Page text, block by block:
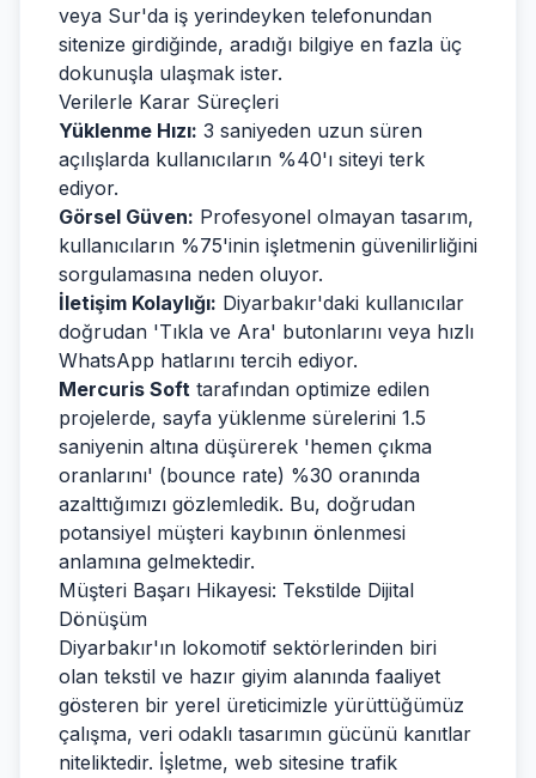
veya Sur'da iş yerindeyken telefonundan
sitenize girdiğinde, aradığı bilgiye en fazla üç
dokunuşla ulaşmak ister.
Verilerle Karar Süreçleri
Yüklenme Hızı: 3 saniyeden uzun süren
açılışlarda kullanıcıların %40'ı siteyi terk
ediyor.
Görsel Güven: Profesyonel olmayan tasarım,
kullanıcıların %75'inin işletmenin güvenilirliğini
sorgulamasına neden oluyor.
İletişim Kolaylığı: Diyarbakır'daki kullanıcılar
doğrudan 'Tıkla ve Ara' butonlarını veya hızlı
WhatsApp hatlarını tercih ediyor.
Mercuris Soft tarafından optimize edilen
projelerde, sayfa yüklenme sürelerini 1.5
saniyenin altına düşürerek 'hemen çıkma
oranlarını' (bounce rate) %30 oranında
azalttığımızı gözlemledik. Bu, doğrudan
potansiyel müşteri kaybının önlenmesi
anlamına gelmektedir.
Müşteri Başarı Hikayesi: Tekstilde Dijital
Dönüşüm
Diyarbakır'ın lokomotif sektörlerinden biri
olan tekstil ve hazır giyim alanında faaliyet
gösteren bir yerel üreticimizle yürüttüğümüz
çalışma, veri odaklı tasarımın gücünü kanıtlar
niteliktedir. İşletme, web sitesine trafik